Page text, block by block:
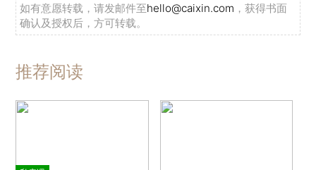
如有意愿转载，请发邮件至hello@caixin.com ，获得书面
确认及授权后，方可转载。
推荐阅读